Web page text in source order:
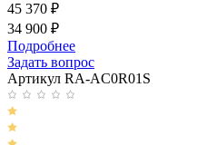
45 370 ₽
34 900 ₽
Подробнее
Задать вопрос
Артикул RA-AC0R01S